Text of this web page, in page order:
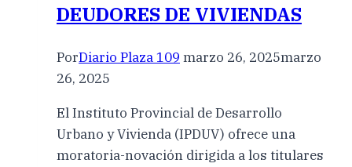
DEUDORES DE VIVIENDAS
PorDiario Plaza 109 marzo 26, 2025marzo
26, 2025
El Instituto Provincial de Desarrollo
Urbano y Vivienda (IPDUV) ofrece una
moratoria-novación dirigida a los titulares